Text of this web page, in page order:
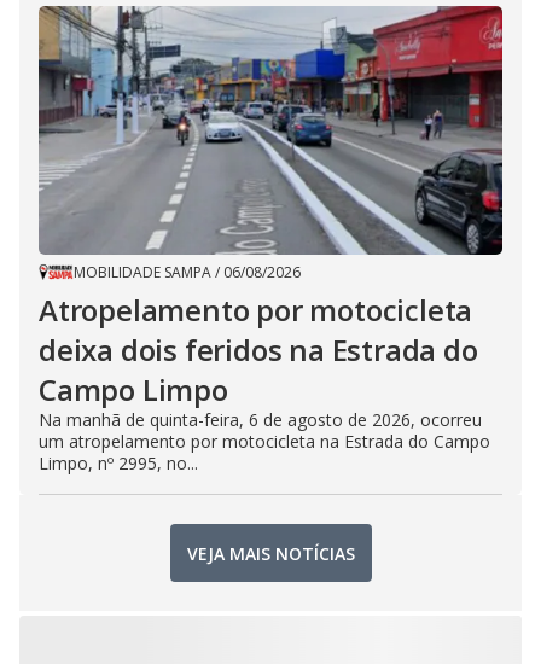
MOBILIDADE SAMPA/ 06/08/2026
Atropelamento por motocicleta
deixa dois feridos na Estrada do
Campo Limpo
Na manhã de quinta-feira, 6 de agosto de 2026, ocorreu
um atropelamento por motocicleta na Estrada do Campo
Limpo, nº 2995, no...
VEJA MAIS NOTÍCIAS